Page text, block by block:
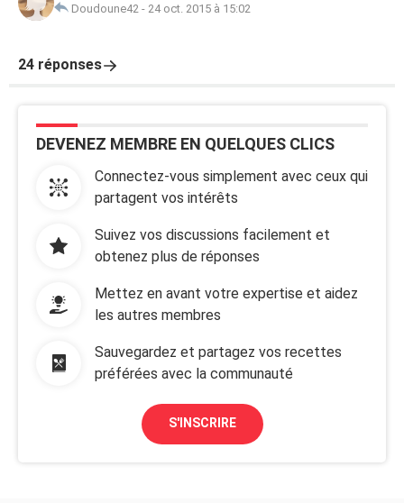
Doudoune42 - 24 oct. 2015 à 15:02
24 réponses
DEVENEZ MEMBRE EN QUELQUES CLICS
Connectez-vous simplement avec ceux qui
partagent vos intérêts
Suivez vos discussions facilement et
obtenez plus de réponses
Mettez en avant votre expertise et aidez
les autres membres
Sauvegardez et partagez vos recettes
préférées avec la communauté
S'INSCRIRE